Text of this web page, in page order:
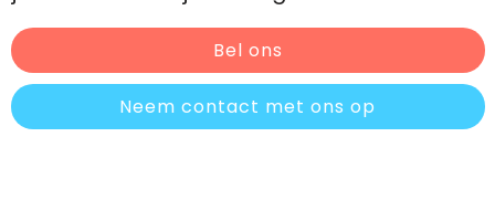
Bel ons
Neem contact met ons op